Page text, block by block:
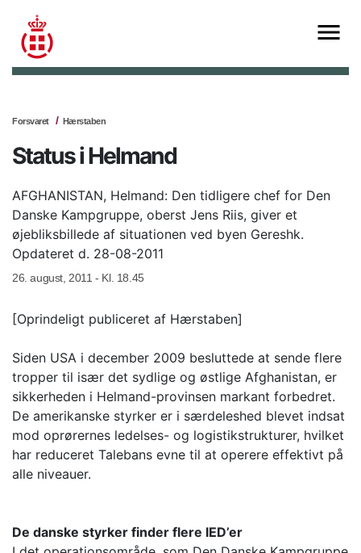
Forsvaret Hærstaben
Status i Helmand
AFGHANISTAN, Helmand: Den tidligere chef for Den
Danske Kampgruppe, oberst Jens Riis, giver et
øjebliksbillede af situationen ved byen Gereshk.
Opdateret d. 28-08-2011
26. august, 2011 - Kl. 18.45
[Oprindeligt publiceret af Hærstaben]
Siden USA i december 2009 besluttede at sende flere
tropper til især det sydlige og østlige Afghanistan, er
sikkerheden i Helmand-provinsen markant forbedret.
De amerikanske styrker er i særdeleshed blevet indsat
mod oprørernes ledelses- og logistikstrukturer, hvilket
har reduceret Talebans evne til at operere effektivt på
alle niveauer.
De danske styrker finder flere IED’er